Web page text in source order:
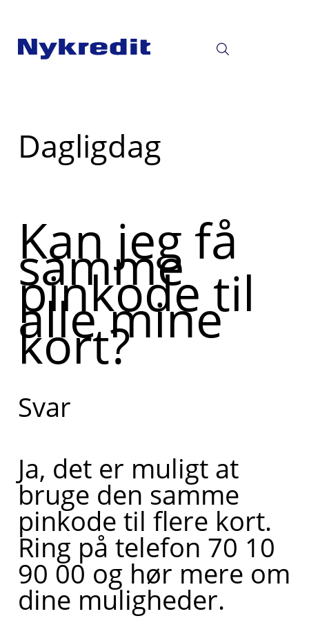
Read
more
Dagligdag
Kan jeg få
samme
pinkode til
alle mine
kort?
Svar
Ja, det er muligt at
bruge den samme
pinkode til flere kort.
Ring på telefon 70 10
90 00 og hør mere om
dine muligheder.